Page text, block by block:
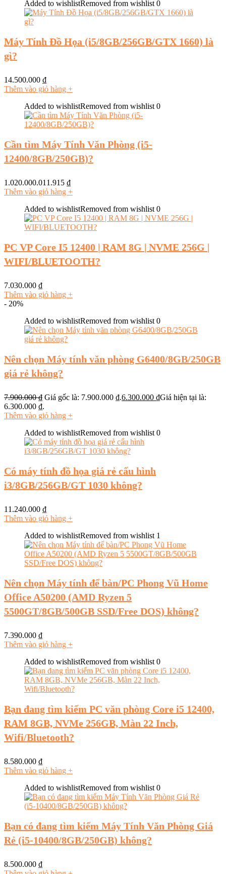
Added to wishlistRemoved from wishlist 0
Máy Tính Đồ Họa (i5/8GB/256GB/GTX 1660) là
gì?
14.500.000 ₫
Thêm vào giỏ hàng +
Added to wishlistRemoved from wishlist 0
Cần tìm Máy Tính Văn Phòng (i5-
12400/8GB/250GB)?
1.020.000.011.915 ₫
Thêm vào giỏ hàng +
Added to wishlistRemoved from wishlist 0
PC VP Core I5 12400 | RAM 8G | NVME 256G |
WIFI/BLUETOOTH?
7.030.000 ₫
Thêm vào giỏ hàng +
- 20%
Added to wishlistRemoved from wishlist 0
Nên chọn Máy tính văn phòng G6400/8GB/250GB
giá rẻ không?
7.900.000₫ Giá gốc là: 7.900.000 ₫.6.300.000 ₫Giá hiện tại là:
6.300.000 ₫.
Thêm vào giỏ hàng +
Added to wishlistRemoved from wishlist 0
Có máy tính đồ họa giá rẻ cấu hình
i3/8GB/256GB/GT 1030 không?
11.240.000 ₫
Thêm vào giỏ hàng +
Added to wishlistRemoved from wishlist 1
Nên chọn Máy tính để bàn/PC Phong Vũ Home
Office A50200 (AMD Ryzen 5
5500GT/8GB/500GB SSD/Free DOS) không?
7.390.000 ₫
Thêm vào giỏ hàng +
Added to wishlistRemoved from wishlist 0
Bạn đang tìm kiếm PC văn phòng Core i5 12400,
RAM 8GB, NVMe 256GB, Màn 22 Inch,
Wifi/Bluetooth?
8.580.000 ₫
Thêm vào giỏ hàng +
Added to wishlistRemoved from wishlist 0
Bạn có đang tìm kiếm Máy Tính Văn Phòng Giá
Rẻ (i5-10400/8GB/250GB) không?
8.500.000 ₫